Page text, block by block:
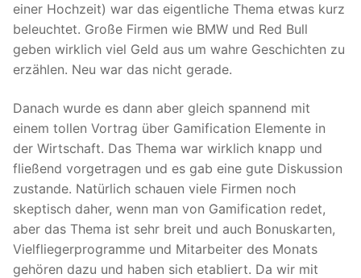
einer Hochzeit) war das eigentliche Thema etwas kurz
beleuchtet. Große Firmen wie BMW und Red Bull
geben wirklich viel Geld aus um wahre Geschichten zu
erzählen. Neu war das nicht gerade.
Danach wurde es dann aber gleich spannend mit
einem tollen Vortrag über Gamification Elemente in
der Wirtschaft. Das Thema war wirklich knapp und
fließend vorgetragen und es gab eine gute Diskussion
zustande. Natürlich schauen viele Firmen noch
skeptisch daher, wenn man von Gamification redet,
aber das Thema ist sehr breit und auch Bonuskarten,
Vielfliegerprogramme und Mitarbeiter des Monats
gehören dazu und haben sich etabliert. Da wir mit